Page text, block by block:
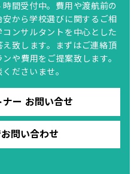
間受付中。費用や渡航前の
から学校選びに関するご相
ンサルタントを中心とした
致します。まずはご連絡頂
や費用をご提案致します。
ださいませ。
ー お問い合せ
問い合わせ